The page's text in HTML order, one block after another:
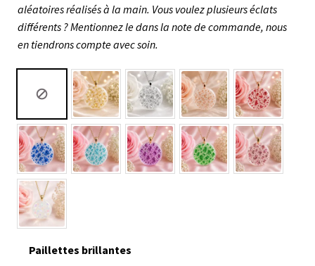
aléatoires réalisés à la main. Vous voulez plusieurs éclats
différents ? Mentionnez le dans la note de commande, nous
en tiendrons compte avec soin.
Paillettes brillantes